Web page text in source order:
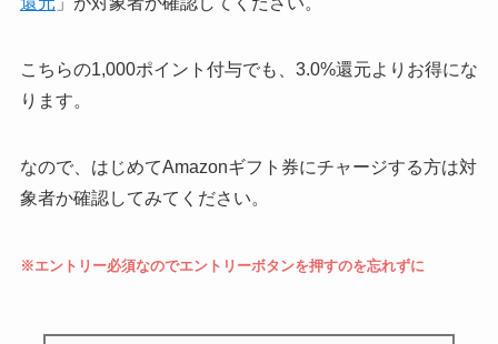
こちらの1,000ポイント付与でも、3.0%還元よりお得にな
ります。
なので、はじめてAmazonギフト券にチャージする方は対
象者か確認してみてください。
※エントリー必須なのでエントリーボタンを押すのを忘れずに